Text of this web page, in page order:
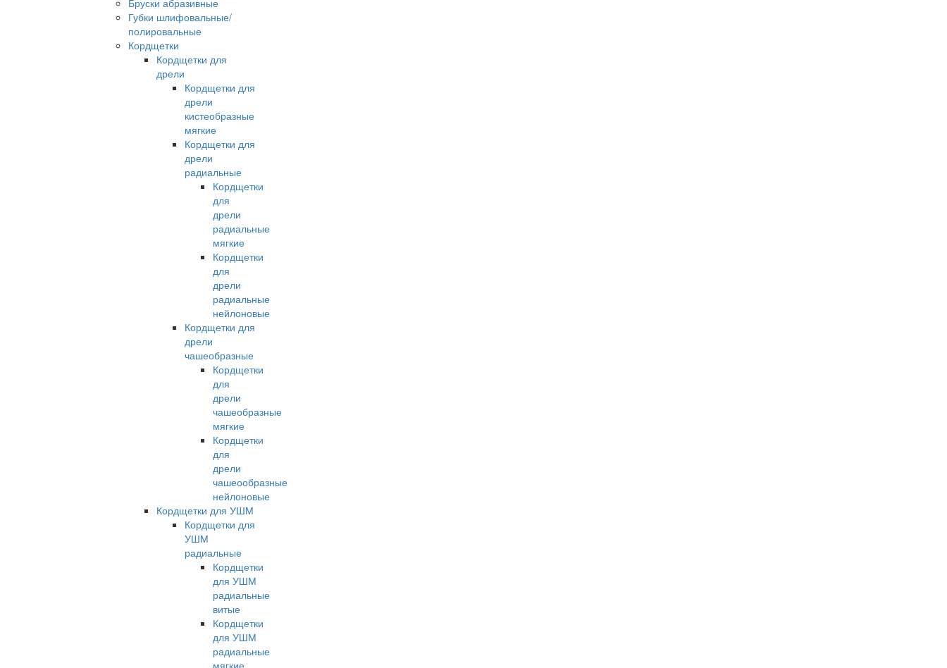
Бруски абразивные
Губки шлифовальные/
полировальные
Кордщетки
Кордщетки для
дрели
Кордщетки для
дрели
кистеобразные
мягкие
Кордщетки для
дрели
радиальные
Кордщетки
для
дрели
радиальные
мягкие
Кордщетки
для
дрели
радиальные
нейлоновые
Кордщетки для
дрели
чашеобразные
Кордщетки
для
дрели
чашеобразные
мягкие
Кордщетки
для
дрели
чашеообразные
нейлоновые
Кордщетки для УШМ
Кордщетки для
УШМ
радиальные
Кордщетки
для УШМ
радиальные
витые
Кордщетки
для УШМ
радиальные
мягкие